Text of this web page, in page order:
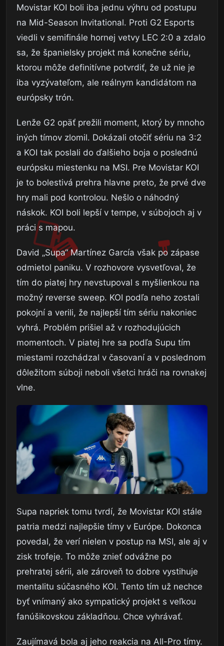
Movistar KOI boli iba jednu výhru od postupu
na Mid-Season Invitational. Proti G2 Esports
viedli v semifinále hornej vetvy LEC 2:0 a zdalo
sa, že španielsky projekt má konečne sériu,
ktorou môže definitívne potvrdiť, že už nie je
iba vyzývateľom, ale reálnym kandidátom na
európsky trón.
Lenže G2 opäť prežili moment, ktorý by mnoho
iných tímov zlomil. Dokázali otočiť sériu na 3:2
a KOI tak poslali do ďalšieho boja o poslednú
európsku miestenku na MSI. Pre Movistar KOI
je to bolestivá prehra hlavne preto, že prvé dve
hry mali pod kontrolou. Nešlo o náhodný
náskok. KOI boli lepší v tempe, v súbojoch aj v
práci s mapou.
David „Supa“ Martínez García však po zápase
odmietol paniku. V rozhovore vysvetľoval, že
tím do piatej hry nevstupoval s myšlienkou na
možný reverse sweep. KOI podľa neho zostali
pokojní a verili, že najlepší tím sériu nakoniec
vyhrá. Problém prišiel až v rozhodujúcich
momentoch. V piatej hre sa podľa Supu tím
miestami rozchádzal v časovaní a v poslednom
dôležitom súboji neboli všetci hráči na rovnakej
vlne.
Supa napriek tomu tvrdí, že Movistar KOI stále
patria medzi najlepšie tímy v Európe. Dokonca
povedal, že verí nielen v postup na MSI, ale aj v
zisk trofeje. To môže znieť odvážne po
prehratej sérii, ale zároveň to dobre vystihuje
mentalitu súčasného KOI. Tento tím už nechce
byť vnímaný ako sympatický projekt s veľkou
fanúšikovskou základňou. Chce vyhrávať.
Zaujímavá bola aj jeho reakcia na All-Pro tímy.